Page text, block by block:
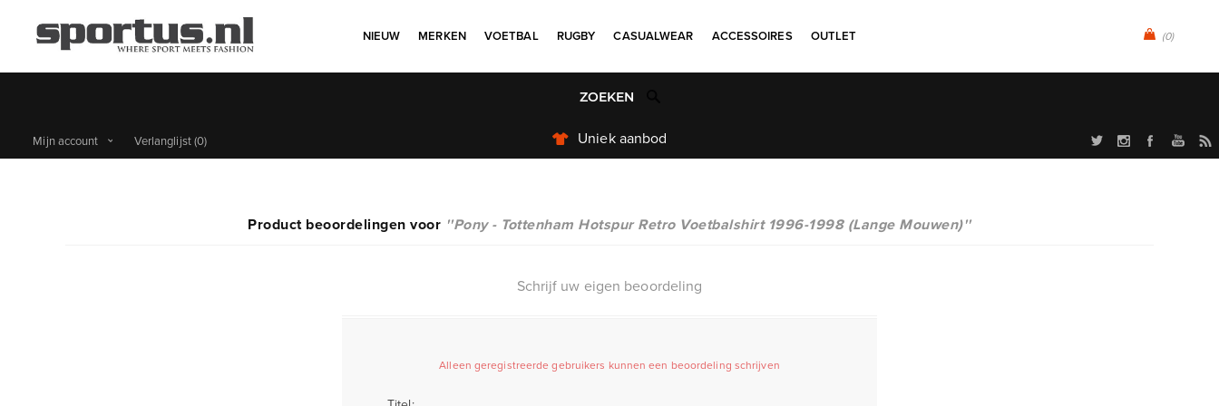
(0)
NIEUW MERKEN VOETBAL RUGBY CASUALWEAR ACCESSOIRES OUTLET
Uniek aanbod
Mijn account Verlanglijst(0)
Product beoordelingen voor Pony - Tottenham Hotspur Retro Voetbalshirt 1996-1998 (Lange Mouwen)
Schrijf uw eigen beoordeling
Alleen geregistreerde gebruikers kunnen een beoordeling schrijven